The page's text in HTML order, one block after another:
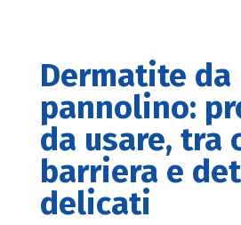
Dermatite da
pannolino:
da usare, tra
barriera e
delicati